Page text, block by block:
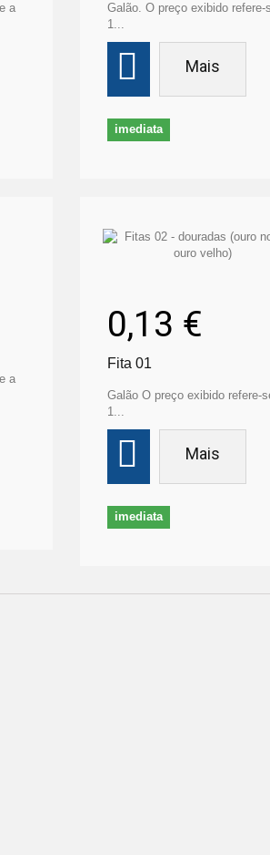
a
Galão. O preço exibido refere-
1...
Mais
imediata
a
0,13 €
Fita 01
Galão O preço exibido refere-
1...
Mais
imediata